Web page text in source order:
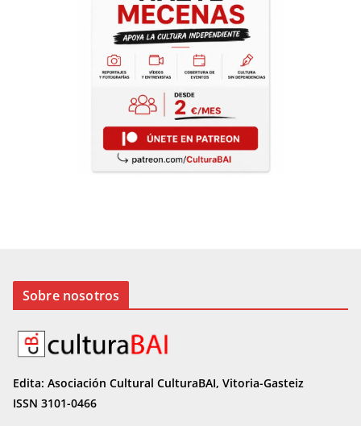
Sobre nosotros
Edita: Asociación Cultural CulturaBAI, Vitoria-Gasteiz
ISSN 3101-0466